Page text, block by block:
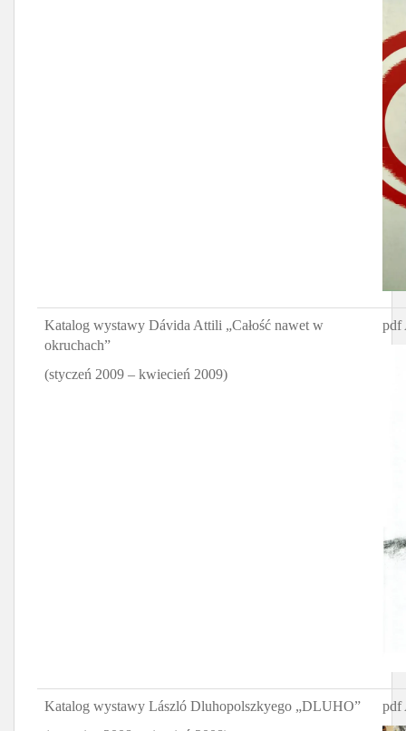
Katalog wystawy Dávida Attili „Całość nawet w
okruchach”
(styczeń 2009 – kwiecień 2009)
pdf
Katalog wystawy László Dluhopolszkyego „DLUHO”
pdf